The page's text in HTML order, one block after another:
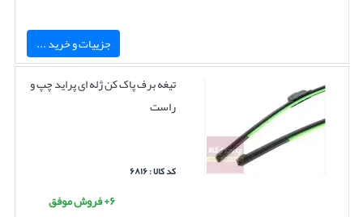
جزییات و خرید ...
تیغه برف پاک کن ژله ای پراید چپ و
راست
کد کالا : ۶۸۱۶
۶+ فروش موفق